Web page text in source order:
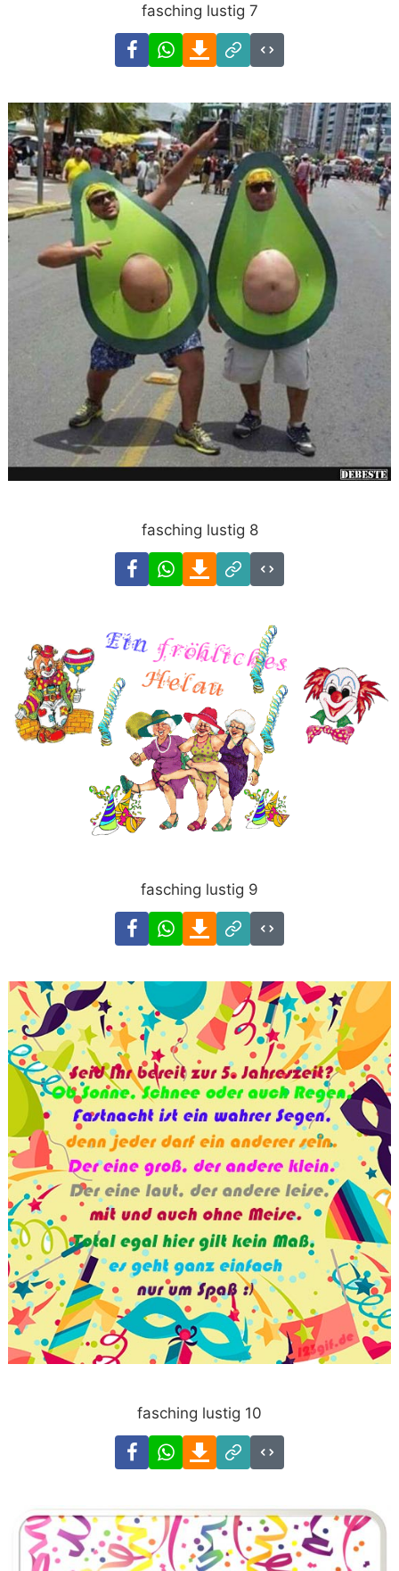
fasching lustig 7
FacebookWhatsAppDownload
Link
Code
fasching lustig 8
FacebookWhatsAppDownload
Link
Code
fasching lustig 9
FacebookWhatsAppDownload
Link
Code
fasching lustig 10
FacebookWhatsAppDownload
Link
Code